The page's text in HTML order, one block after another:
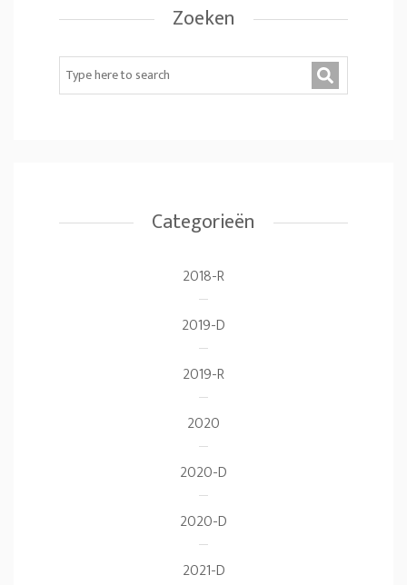
Zoeken
Categorieën
2018-R
2019-D
2019-R
2020
2020-D
2020-D
2021-D